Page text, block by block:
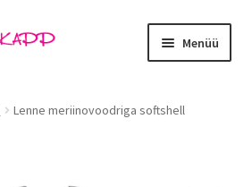
Menüü
Lenne meriinovoodriga softshell